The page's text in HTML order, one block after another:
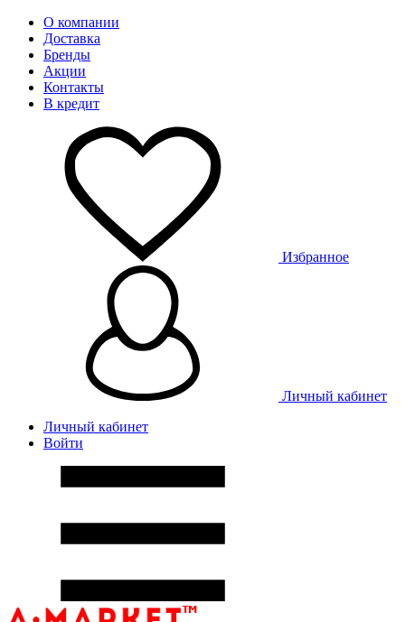
О компании
Доставка
Бренды
Акции
Контакты
В кредит
Избранное
Личный кабинет
Личный кабинет
Войти